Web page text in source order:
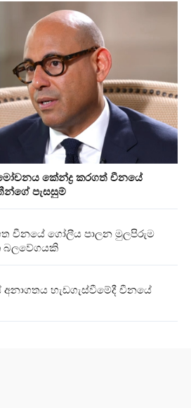
කේන්ද්‍ර කරගත් චීනයේ
පැසසුම්
චීනයේ ගෝලීය පාලන මුලපිරුම
බලවේගයකි
හැඩගැස්වීමේදී චීනයේ